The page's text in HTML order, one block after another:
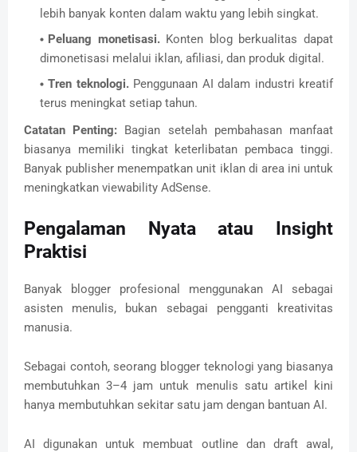
lebih banyak konten dalam waktu yang lebih singkat.
Peluang monetisasi.Konten blog berkualitas dapat
dimonetisasi melalui iklan, afiliasi, dan produk digital.
Tren teknologi.Penggunaan AI dalam industri kreatif
terus meningkat setiap tahun.
Catatan Penting: Bagian setelah pembahasan manfaat
biasanya memiliki tingkat keterlibatan pembaca tinggi.
Banyak publisher menempatkan unit iklan di area ini untuk
meningkatkan viewability AdSense.
Pengalaman Nyata atau Insight
Praktisi
Banyak blogger profesional menggunakan AI sebagai
asisten menulis, bukan sebagai pengganti kreativitas
manusia.
Sebagai contoh, seorang blogger teknologi yang biasanya
membutuhkan 3–4 jam untuk menulis satu artikel kini
hanya membutuhkan sekitar satu jam dengan bantuan AI.
AI digunakan untuk membuat outline dan draft awal,